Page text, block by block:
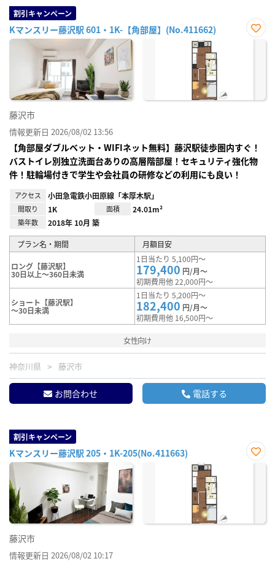
割引キャンペーン
Kマンスリー藤沢駅 601・1K-【角部屋】(No.411662)
お気
藤沢市
情報更新日 2026/08/02 13:56
【角部屋ダブルベット・WIFIネット無料】藤沢駅徒歩圏内すぐ！
バストイレ別独立洗面台ありの高層階部屋！セキュリティ強化物
件！駐輪場付きで学生や会社員の研修などの利用にも良い！
アクセス 小田急電鉄小田原線「本厚木駅」
間取り 1K 面積 24.01m²
築年数 2018年 10月 築
プラン名・期間 月額目安
ロング【藤沢駅】
30日以上～360日未満
1日当たり 5,100円～
179,400 円/月～
初期費用他 22,000円～
ショート【藤沢駅】
～30日未満
1日当たり 5,200円～
182,400 円/月～
初期費用他 16,500円～
女性向け
神奈川県 藤沢市
お問合わせ 電話する
割引キャンペーン
Kマンスリー藤沢駅 205・1K-205(No.411663)
お気
藤沢市
情報更新日 2026/08/02 10:17